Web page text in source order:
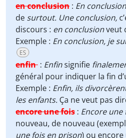
en conclusion : En conclusion
de surtout. Une conclusion,
discours : en conclusionveut
Exemple : En conclusion, je
ES
enfin : Enfinsignifie
général pour indiquer la fin
Exemple : Enfin, ils
les enfants. Ça ne veut pas
encore une fois : Encore une
nouveau, de nouveau
une fois en prison) ou encore